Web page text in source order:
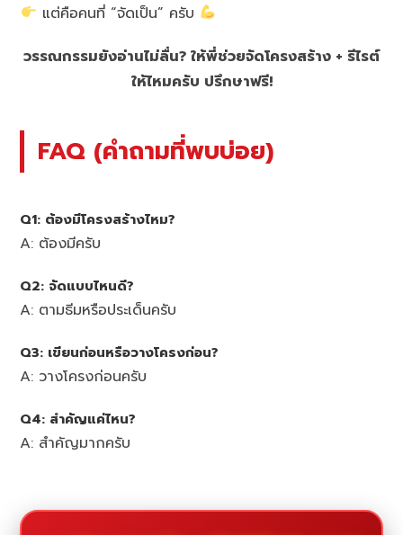
แต่คือคนที่ “จัดเป็น” ครับ
วรรณกรรมยังอ่านไม่ลื่น? ให้พี่ช่วยจัดโครงสร้าง + รีไรต์
ให้ไหมครับ ปรึกษาฟรี!
FAQ (คำถามที่พบบ่อย)
Q1: ต้องมีโครงสร้างไหม?
A: ต้องมีครับ
Q2: จัดแบบไหนดี?
A: ตามธีมหรือประเด็นครับ
Q3: เขียนก่อนหรือวางโครงก่อน?
A: วางโครงก่อนครับ
Q4: สำคัญแค่ไหน?
A: สำคัญมากครับ